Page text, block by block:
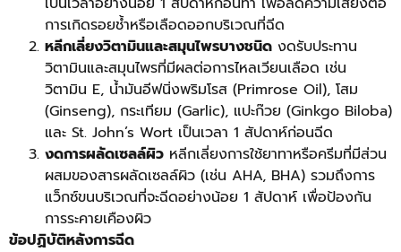
การเกิดรอยช้ำหรือเลือดออกบริเวณที่ฉีด
หลีกเลี่ยงวิตามินและสมุนไพรบางชนิด งดรับประทาน
วิตามินและสมุนไพรที่มีผลต่อการไหลเวียนเลือด เช่น
วิตามิน E, น้ำมันอีฟนิ่งพริมโรส (Primrose Oil), โสม
(Ginseng), กระเทียม (Garlic), แปะก๊วย (Ginkgo Biloba)
และ St. John’s Wort เป็นเวลา 1 สัปดาห์ก่อนฉีด
งดการผลัดเซลล์ผิว หลีกเลี่ยงการใช้ยาทาหรือครีมที่มีส่วน
ผสมของสารผลัดเซลล์ผิว (เช่น AHA, BHA) รวมถึงการ
แว็กซ์ขนบริเวณที่จะฉีดอย่างน้อย 1 สัปดาห์ เพื่อป้องกัน
การระคายเคืองผิว
ข้อปฏิบัติหลังการฉีด